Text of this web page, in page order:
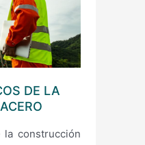
DE LA
construcción